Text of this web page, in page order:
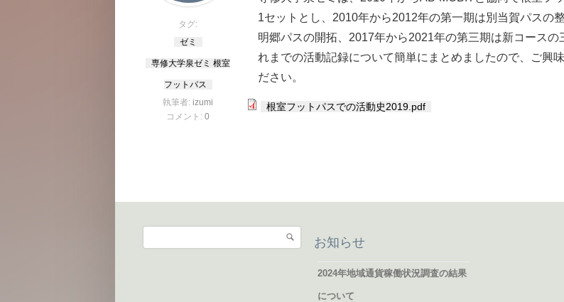
タグ:
ゼミ
専修大学泉ゼミ 根室
フットパス
執筆者: izumi
コメント: 0
1セットとし、2010年から2012年の第一期は別当賀パスの
明郷パスの開拓、2017年から2021年の第三期は新コース
れまでの活動記録について簡単にまとめましたので、ご興
ださい。
根室フットパスでの活動史2019.pdf
検索
お知らせ
2024年地域通貨稼働状況調査の結果
について